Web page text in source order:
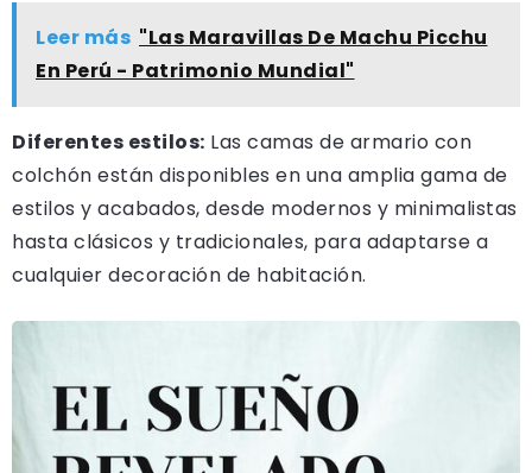
Leer más "Las Maravillas De Machu Picchu
En Perú - Patrimonio Mundial"
Diferentes estilos: Las camas de armario con
colchón están disponibles en una amplia gama de
estilos y acabados, desde modernos y minimalistas
hasta clásicos y tradicionales, para adaptarse a
cualquier decoración de habitación.